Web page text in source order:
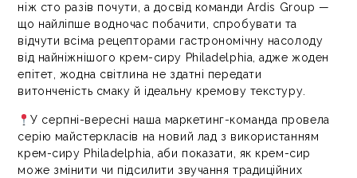
ніж сто разів почути, а досвід команди Ardis Group —
що найліпше водночас побачити, спробувати та
відчути всіма рецепторами гастрономічну насолоду
від найніжнішого крем-сиру Philadelphia, адже жоден
епітет, жодна світлина не здатні передати
витонченість смаку й ідеальну кремову текстуру.
У серпні-вересні наша маркетинг-команда провела
серію майстеркласів на новий лад з використанням
крем-сиру Philadelphia, аби показати, як крем-сир
може змінити чи підсилити звучання традиційних